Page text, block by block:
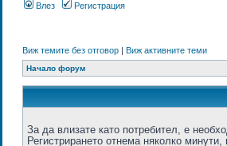
Влез Регистрация
Виж темите без отговор| Виж активните теми
Начало форум
За да влизате като потребител, е
Регистрирането отнема няколко минути,